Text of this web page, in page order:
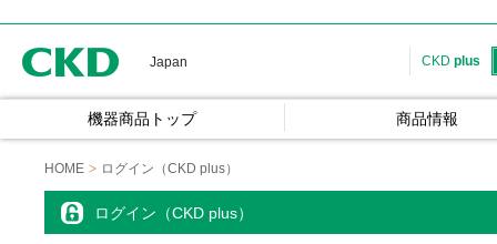
Japan CKD plus
機器商品トップ 商品情報
HOME ログイン（CKD plus）
ログイン（CKD plus）